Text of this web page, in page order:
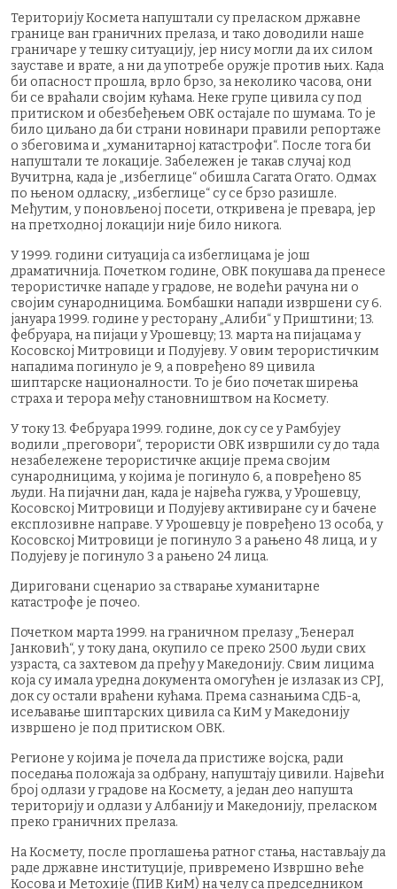
Територију Космета напуштали су преласком државне
границе ван граничних прелаза, и тако доводили наше
граничаре у тешку ситуацију, јер нису могли да их силом
зауставе и врате, а ни да употребе оружје против њих. Када
би опасност прошла, врло брзо, за неколико часова, они
би се враћали својим кућама. Неке групе цивила су под
притиском и обезбеђењем ОВК остајале по шумама. То је
било циљано да би страни новинари правили репортаже
о збеговима и „хуманитарној катастрофи“. После тога би
напуштали те локације. Забележен је такав случај код
Вучитрна, када је „избеглице“ обишла Сагата Огато. Одмах
по њеном одласку, „избеглице“ су се брзо разишле.
Међутим, у поновљеној посети, откривена је превара, јер
на претходној локацији није било никога.
У 1999. години ситуација са избеглицама је још
драматичнија. Почетком године, ОВК покушава да пренесе
терористичке нападе у градове, не водећи рачуна ни о
својим сународницима. Бомбашки напади извршени су 6.
јануара 1999. године у ресторану „Алиби“ у Приштини; 13.
фебруара, на пијаци у Урошевцу; 13. марта на пијацама у
Косовској Митровици и Подујеву. У овим терористичким
нападима погинуло је 9, а повређено 89 цивила
шиптарске националности. То је био почетак ширења
страха и терора међу становништвом на Космету.
У току 13. Фебруара 1999. године, док су се у Рамбујеу
водили „преговори“, терористи ОВК извршили су до тада
незабележене терористичке акције према својим
сународницима, у којима је погинуло 6, а повређено 85
људи. На пијачни дан, када је највећа гужва, у Урошевцу,
Косовској Митровици и Подујеву активиране су и бачене
експлозивне направе. У Урошевцу је повређено 13 особа, у
Косовској Митровици је погинуло 3 а рањено 48 лица, и у
Подујеву је погинуло 3 а рањено 24 лица.
Дириговани сценарио за стварање хуманитарне
катастрофе је почео.
Почетком марта 1999. на граничном прелазу „Ђенерал
Јанковић“, у току дана, окупило се преко 2500 људи свих
узраста, са захтевом да пређу у Македонију. Свим лицима
која су имала уредна документа омогућен је излазак из СРЈ,
док су остали враћени кућама. Према сазнањима СДБ-а,
исељавање шиптарских цивила са КиМ у Македонију
извршено је под притиском ОВК.
Регионе у којима је почела да пристиже војска, ради
поседања положаја за одбрану, напуштају цивили. Највећи
број одлази у градове на Космету, а један део напушта
територију и одлази у Албанију и Македонију, преласком
преко граничних прелаза.
На Космету, после проглашења ратног стања, настављају да
раде државне институције, привремено Извршно веће
Косова и Метохије (ПИВ КиМ) на челу са председником